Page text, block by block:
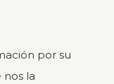
por su
la